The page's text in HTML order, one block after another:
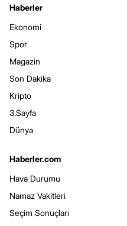
Haberler
Ekonomi
Spor
Magazin
Son Dakika
Kripto
3.Sayfa
Dünya
Haberler.com
Hava Durumu
Namaz Vakitleri
Seçim Sonuçları